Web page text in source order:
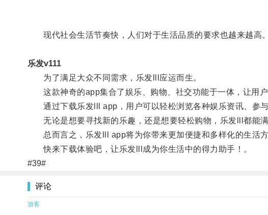
现代社会生活节奏快，人们对于生活品质的要求也越来越高。
乐发v111
为了满足大众不同需求，乐发lll应运而生。
这款神奇的app集合了娱乐、购物、社交功能于一体，让用户
通过下载乐发lll app，用户可以轻松浏览各种娱乐资讯、参与
无论是想要寻找新的乐趣，还是想要轻松购物，乐发lll都能满
总而言之，乐发lll app将为你带来更加便捷和多样化的生活方
快来下载体验吧，让乐发lll成为你生活中的得力助手！。
#39#
评论
游客